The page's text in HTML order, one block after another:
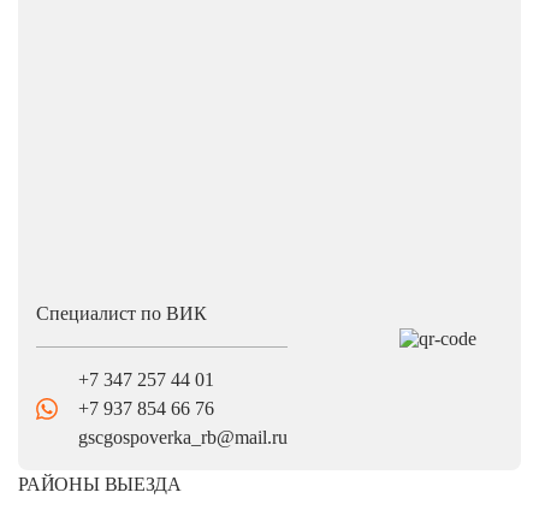
Специалист по ВИК
+7 347 257 44 01
+7 937 854 66 76
gscgospoverka_rb@mail.ru
РАЙОНЫ ВЫЕЗДА